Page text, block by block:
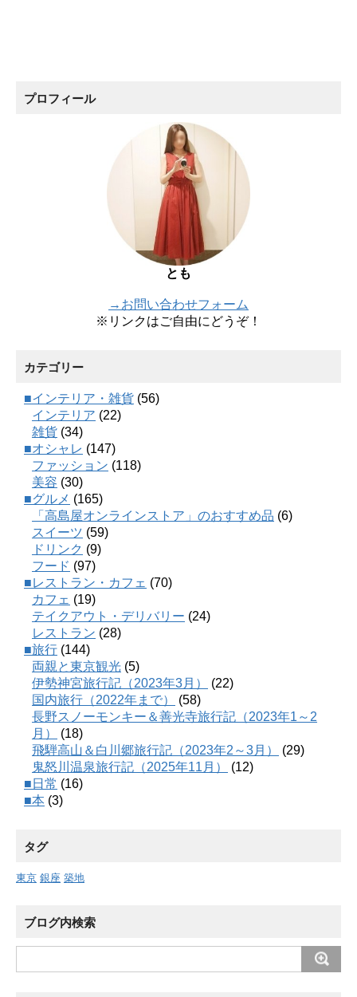
プロフィール
とも
→お問い合わせフォーム
※リンクはご自由にどうぞ！
カテゴリー
■インテリア・雑貨 (56)
インテリア (22)
雑貨 (34)
■オシャレ (147)
ファッション (118)
美容 (30)
■グルメ (165)
「高島屋オンラインストア」のおすすめ品 (6)
スイーツ (59)
ドリンク (9)
フード (97)
■レストラン・カフェ (70)
カフェ (19)
テイクアウト・デリバリー (24)
レストラン (28)
■旅行 (144)
両親と東京観光 (5)
伊勢神宮旅行記（2023年3月）
(22)
国内旅行（2022年まで）
(58)
長野スノーモンキー＆善光寺旅行記（2023年1～2
月）
(18)
飛騨高山＆白川郷旅行記（2023年2～3月）
(29)
鬼怒川温泉旅行記（2025年11月）
(12)
■日常 (16)
■本 (3)
タグ
東京 銀座 築地
ブログ内検索